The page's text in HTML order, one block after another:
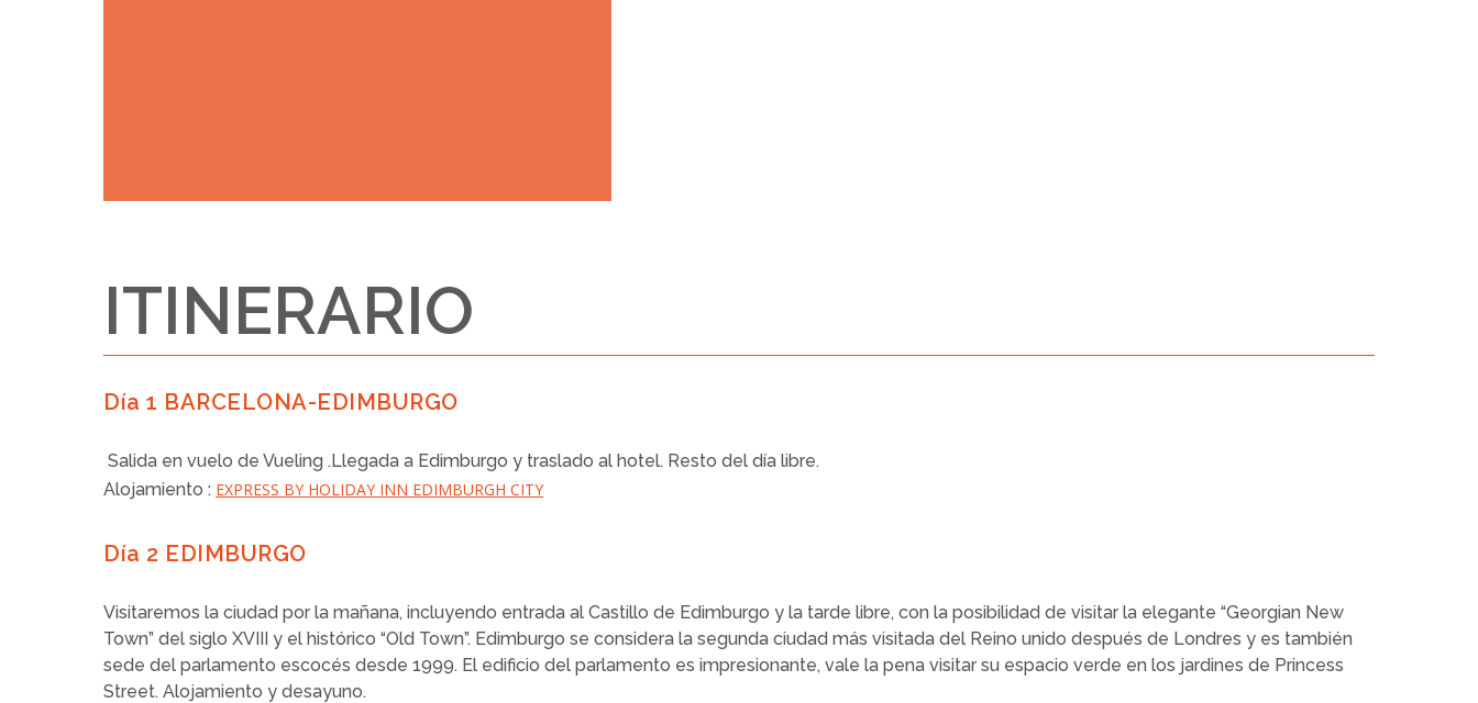
ITINERARIO
Día 1 BARCELONA-EDIMBURGO
Salida en vuelo de Vueling .Llegada a Edimburgo y traslado al hotel. Resto del día libre.
Alojamiento : EXPRESS BY HOLIDAY INN EDIMBURGH CITY
Día 2 EDIMBURGO
Visitaremos la ciudad por la mañana, incluyendo entrada al Castillo de Edimburgo y la tarde libre, con la posibilidad de visitar la elegante “Georgian New
Town” del siglo XVIII y el histórico “Old Town”. Edimburgo se considera la segunda ciudad más visitada del Reino unido después de Londres y es también
sede del parlamento escocés desde 1999. El edificio del parlamento es impresionante, vale la pena visitar su espacio verde en los jardines de Princess
Street. Alojamiento y desayuno.